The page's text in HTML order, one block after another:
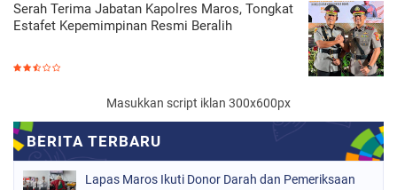
Serah Terima Jabatan Kapolres Maros, Tongkat
Estafet Kepemimpinan Resmi Beralih
Masukkan script iklan 300x600px
Lapas Maros Ikuti Donor Darah dan Pemeriksaan